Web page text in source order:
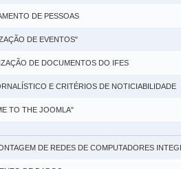
DE PESSOAS
DE EVENTOS"
DE DOCUMENTOS DO IFES
E CRITÉRIOS DE NOTICIABILIDADE
TO THE JOOMLA"
DE REDES DE COMPUTADORES